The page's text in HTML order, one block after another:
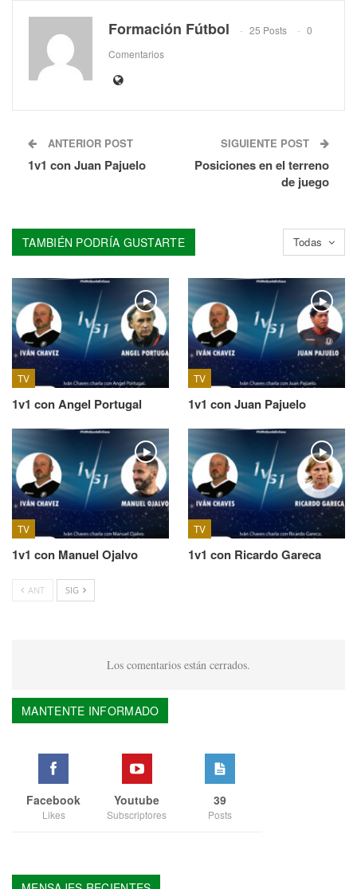
Formación Fútbol 25 Posts
0
Comentarios
ANTERIOR POST
1v1 con Juan Pajuelo
SIGUIENTE POST
Posiciones en el terreno
de juego
Todas
TAMBIÉN PODRÍA GUSTARTE
TV
1v1 con Angel Portugal
TV
1v1 con Juan Pajuelo
TV
1v1 con Manuel Ojalvo
TV
1v1 con Ricardo Gareca
ANT SIG
Los comentarios están cerrados.
MANTENTE INFORMADO
Facebook
Likes
Youtube
Subscriptores
39
Posts